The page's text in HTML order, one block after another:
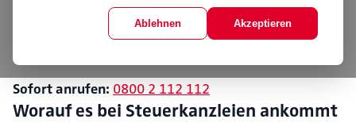
Mandantendaten und engen Fristen. PC112 sorgt für
eine stabile, sichere und gewartete IT — in Hamburg
Sofort anrufen: 0800 2 112 112
Worauf es bei Steuerkanzleien ankommt
Ablehnen Akzeptieren